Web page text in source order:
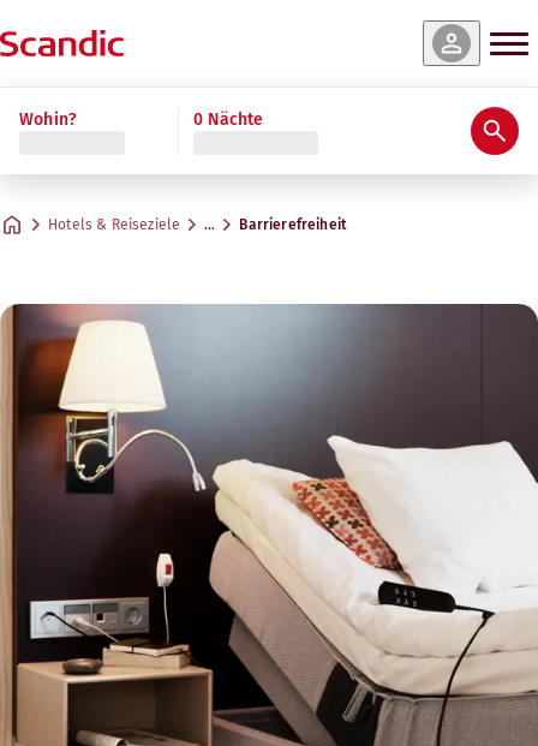
Wohin? 0 Nächte
Hotels & Reiseziele … Barrierefreiheit